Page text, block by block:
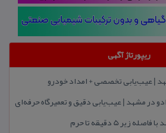
ریپورتاژ آگهی
| عیب‌یابی تخصصی + امداد خودرو
در مشهد | عیب‌یابی دقیق و تعمیرگاه حرفه‌ای
5 دقیقه تا حرم